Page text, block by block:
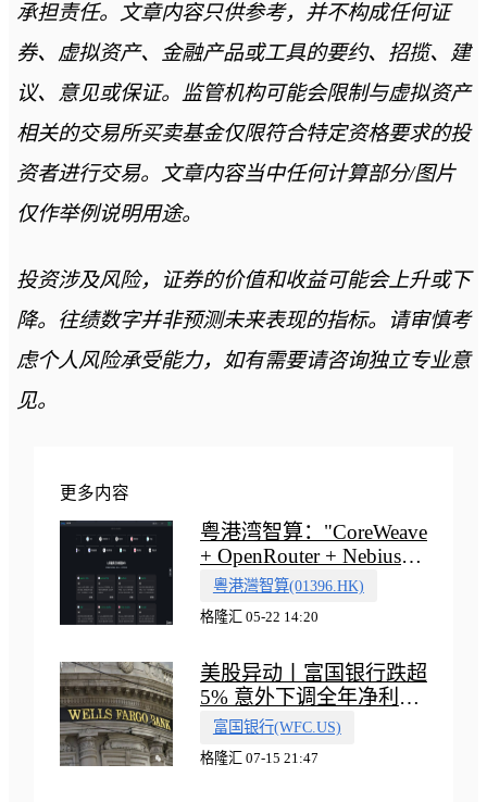
承担责任。文章内容只供参考，并不构成任何证
券、虚拟资产、金融产品或工具的要约、招揽、建
议、意见或保证。监管机构可能会限制与虚拟资产
相关的交易所买卖基金仅限符合特定资格要求的投
资者进行交易。文章内容当中任何计算部分/图片
仅作举例说明用途。
投资涉及风险，证券的价值和收益可能会上升或下
降。往绩数字并非预测未来表现的指标。请审慎考
虑个人风险承受能力，如有需要请咨询独立专业意
见。
更多内容
粤港湾智算："CoreWeave
+ OpenRouter + Nebius"
多向融合的中国智算新范
式
粵港灣智算(01396.HK)
格隆汇 05-22 14:20
美股异动丨富国银行跌超
5% 意外下调全年净利息
收入指引
富国银行(WFC.US)
格隆汇 07-15 21:47